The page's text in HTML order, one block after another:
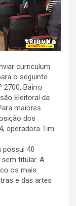
curriculum
o seguinte
2700, Bairro
Eleitoral da
maiores
dos
operadora Tim.
possui 40
titular. A
os mais
e das artes